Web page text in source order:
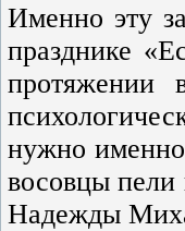
Именно эту
празднике
протяжении
нужно именно
восовцы пели
Надежды